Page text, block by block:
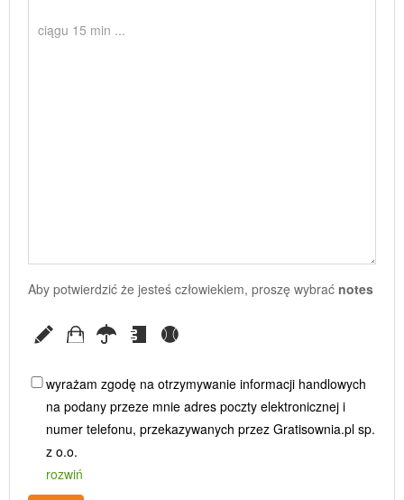
Aby potwierdzić że jesteś człowiekiem, proszę wybrać notes
wyrażam zgodę na otrzymywanie informacji handlowych
na podany przeze mnie adres poczty elektronicznej i
numer telefonu, przekazywanych przez Gratisownia.pl sp.
z o.o.
rozwiń